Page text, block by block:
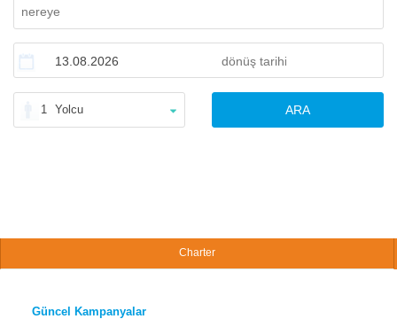
1 Yolcu ARA
Charter
Güncel Kampanyalar